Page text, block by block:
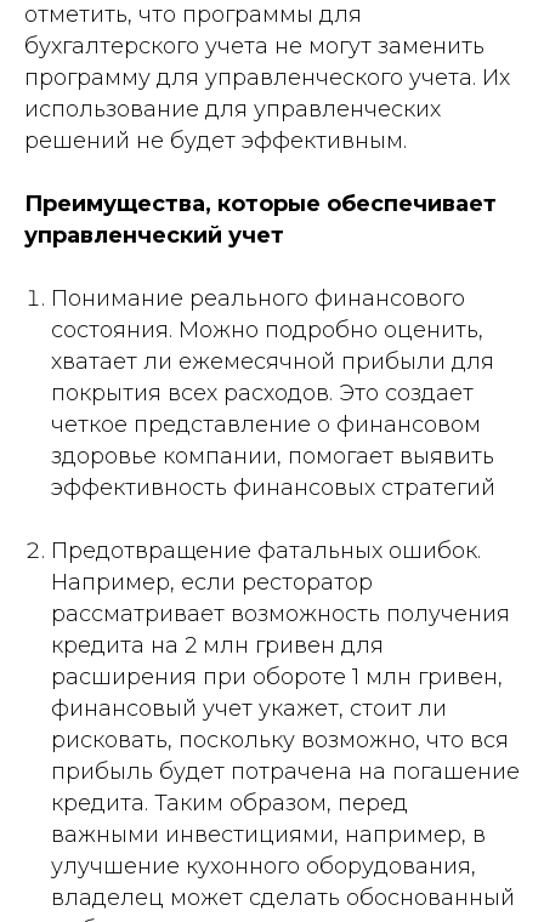
отметить, что программы для
бухгалтерского учета не могут заменить
программу для управленческого учета. Их
использование для управленческих
решений не будет эффективным.
Преимущества, которые обеспечивает
управленческий учет
Понимание реального финансового
состояния. Можно подробно оценить,
хватает ли ежемесячной прибыли для
покрытия всех расходов. Это создает
четкое представление о финансовом
здоровье компании, помогает выявить
эффективность финансовых стратегий
Предотвращение фатальных ошибок.
Например, если ресторатор
рассматривает возможность получения
кредита на 2 млн гривен для
расширения при обороте 1 млн гривен,
финансовый учет укажет, стоит ли
рисковать, поскольку возможно, что вся
прибыль будет потрачена на погашение
кредита. Таким образом, перед
важными инвестициями, например, в
улучшение кухонного оборудования,
владелец может сделать обоснованный